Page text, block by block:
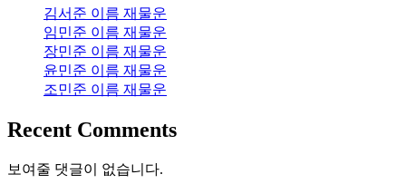
김서준 이름 재물운
임민준 이름 재물운
장민준 이름 재물운
윤민준 이름 재물운
조민준 이름 재물운
Recent Comments
보여줄 댓글이 없습니다.